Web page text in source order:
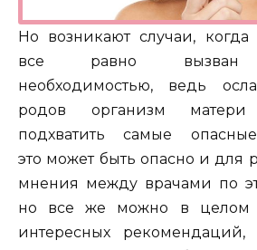
Но возникают случаи, когда
все равно вызван
необходимостью, ведь
родов организм
подхватить самые
это может быть опасно и для
мнения между врачами по
но все же можно в целом
интересных рекомендаций,